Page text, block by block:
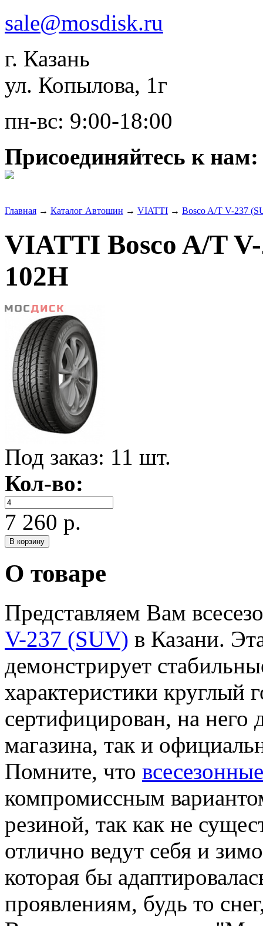
sale@mosdisk.ru
г. Казань
ул. Копылова, 1г
пн-вс: 9:00-18:00
Присоединяйтесь к нам:
Главная → Каталог Автошин → VIATTI → Bosco A/T V-237
VIATTI Bosco A/T
102H
Под заказ: 11 шт.
Кол-во:
7 260 р.
О товаре
Представляем Вам
V-237 (SUV) в Казани.
демонстрирует
характеристики круглый
сертифицирован, на него
магазина, так и
Помните, что
компромиссным
резиной, так как не
отлично ведут себя и
которая бы
проявлениям, будь то